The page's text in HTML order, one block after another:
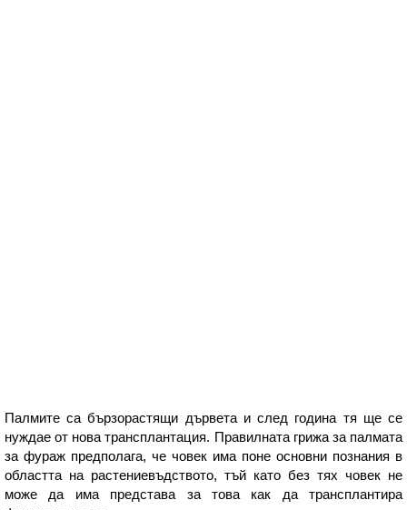
Палмите са бързорастящи дървета и след година тя ще се
нуждае от нова трансплантация. Правилната грижа за палмата
за фураж предполага, че човек има поне основни познания в
областта на растениевъдството, тъй като без тях човек не
може да има представа за това как да трансплантира